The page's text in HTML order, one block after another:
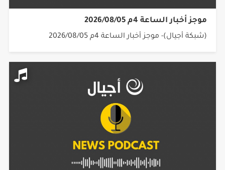
موجز أخبار الساعة 4م 2026/08/05
(شبكة أجيال)- موجز أخبار الساعة 4م 2026/08/05